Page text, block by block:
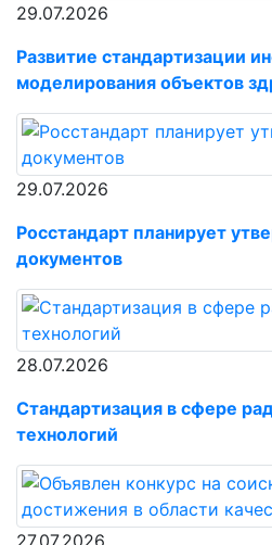
29.07.2026
Развитие стандартизации
моделирования объектов
29.07.2026
Росстандарт планирует
документов
28.07.2026
Стандартизация в сфере
технологий
27.07.2026